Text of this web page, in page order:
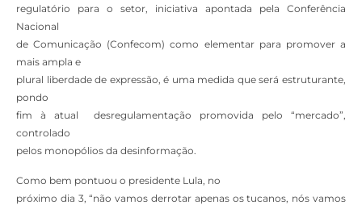
regulatório para o setor, iniciativa apontada pela Conferência
Nacional
de Comunicação (Confecom) como elementar para promover a
mais ampla e
plural liberdade de expressão, é uma medida que será estruturante,
pondo
fim à atual desregulamentação promovida pelo “mercado”,
controlado
pelos monopólios da desinformação.
Como bem pontuou o presidente Lula, no
próximo dia 3, “não vamos derrotar apenas os tucanos, nós vamos